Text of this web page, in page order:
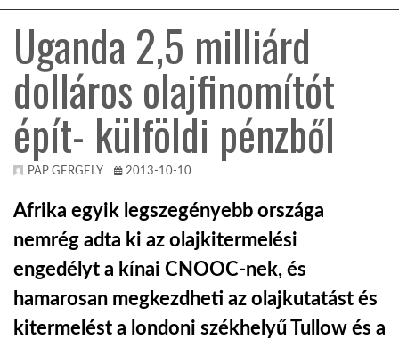
LATIN-AMERIKA
KÖZEL-KELET
AUSZTRÁLIA
A VILÁG ITTHON
Uganda 2,5 milliárd
dolláros olajfinomítót
épít- külföldi pénzből
PAP GERGELY 2013-10-10
Afrika egyik legszegényebb országa
nemrég adta ki az olajkitermelési
engedélyt a kínai CNOOC-nek, és
hamarosan megkezdheti az olajkutatást és
kitermelést a londoni székhelyű Tullow és a